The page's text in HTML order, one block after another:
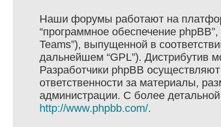
Наши форумы работают на
“программное обеспечение
Teams”), выпущенной в
дальнейшем “GPL”). Дистрибутив
Разработчики phpBB
ответственности за материалы,
администрации. С более
http://www.phpbb.com/.